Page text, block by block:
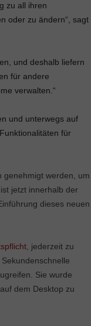
zu all ihren
oder zu ändern“, sagt
und deshalb liefern
für andere
verwalten.“
und unterwegs auf
für
genehmigt werden, um
jetzt innerhalb der
dieses neuen
, jederzeit zu
Sie wurde
dem Desktop zu